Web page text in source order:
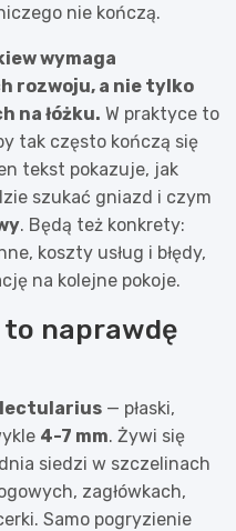
nie kończą.
wymaga
rozwoju, a nie tylko
na łóżku. W praktyce to
tak często kończą się
tekst pokazuje, jak
szukać gniazd i czym
. Będą też konkrety:
koszty usług i błędy,
na kolejne pokoje.
to naprawdę
lectularius — płaski,
4-7 mm. Żywi się
siedzi w szczelinach
zagłówkach,
Samo pogryzienie